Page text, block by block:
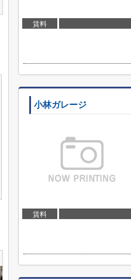
賃料
小林ガレージ
賃料